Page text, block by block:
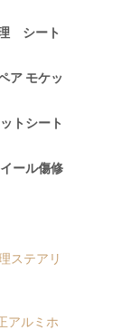
シート
ア モケッ
トシート
ール傷修
ステアリ
アルミホ